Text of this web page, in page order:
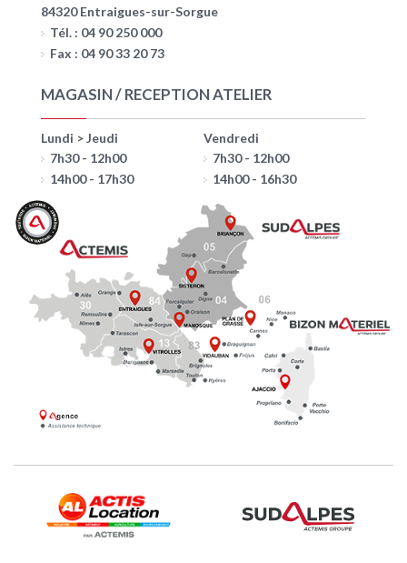
84320 Entraigues-sur-Sorgue
Tél. : 04 90 250 000
Fax : 04 90 33 20 73
MAGASIN / RECEPTION ATELIER
Lundi > Jeudi
7h30 - 12h00
14h00 - 17h30
Vendredi
7h30 - 12h00
14h00 - 16h30